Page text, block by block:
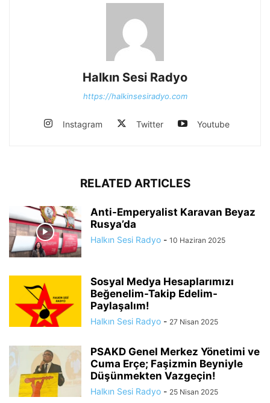
Halkın Sesi Radyo
https://halkinsesiradyo.com
Instagram Twitter Youtube
RELATED ARTICLES
Anti-Emperyalist Karavan Beyaz
Rusya’da
Halkın Sesi Radyo - 10 Haziran 2025
Sosyal Medya Hesaplarımızı
Beğenelim-Takip Edelim-
Paylaşalım!
Halkın Sesi Radyo - 27 Nisan 2025
PSAKD Genel Merkez Yönetimi ve
Cuma Erçe; Faşizmin Beyniyle
Düşünmekten Vazgeçin!
Halkın Sesi Radyo - 25 Nisan 2025